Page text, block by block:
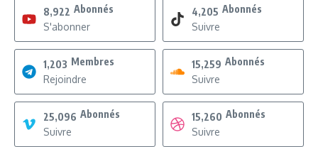
8,922 Abonnés
S'abonner
4,205 Abonnés
Suivre
1,203 Membres
Rejoindre
15,259 Abonnés
Suivre
25,096 Abonnés
Suivre
15,260 Abonnés
Suivre